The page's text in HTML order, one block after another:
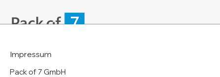
Impressum
Pack of 7 GmbH